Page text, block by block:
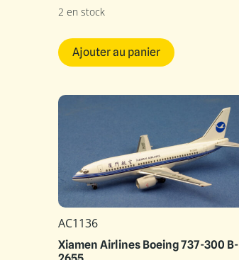
2 en stock
Ajouter au panier
AC1136
Xiamen Airlines Boeing 737-300 B-